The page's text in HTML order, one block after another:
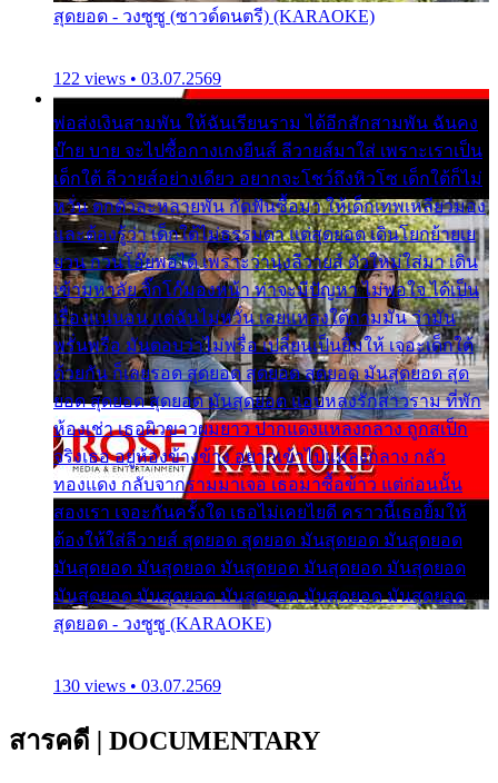
สุดยอด - วงซูซู (ซาวด์ดนตรี) (KARAOKE)
122 views • 03.07.2569
พ่อส่งเงินสามพัน ให้ฉันเรียนราม ได้อีกสักสามพัน ฉันคง
บ๊าย บาย จะไปซื้อกางเกงยีนส์ ลีวายส์มาใส่ เพราะเราเป็น
เด็กใต้ ลีวายส์อย่างเดียว อยากจะโชว์ถึงหิวโซ เด็กใต้ก็ไม่
หวั่น ตกตัวละหลายพัน กัดฟันซื้อมา ให้เด็กเทพเหลียวมอง
และต้องรู้ว่า เด็กใต้ไม่ธรรมดา แต่สุดยอด เดินโยกย้ายเย
ยวน กวนโอ๊ยพอได้ เพราะว่านุ่งลีวายส์ ตัวใหม่ใส่มา เดิน
เข้ามหาลัย จิ๊กโก๊มองหน้า ท่าจะมีปัญหา ไม่พอใจ ได้เป็น
เรื่องแน่นอน แต่ฉันไม่หวั่น เลยแหลงใต้ถามมัน ว่ามัน
พรั่นพรือ มันตอบว่าไม่พรื่อ เปลี่ยนเป็นยิ้มให้ เจอะเด็กใต้
ด้วยกัน ก็เลยรอด สุดยอด สุดยอด สุดยอด มันสุดยอด สุด
ยอด สุดยอด สุดยอด มันสุดยอด แอบหลงรักสาวราม ที่พัก
ห้องเช่า เธอผิวขาวผมยาว ปากแดงแหลงกลาง ถูกสเป็ก
จริงเธอ อยู่ห้องข้างข้าง อยากเข้าไปแหลงกลาง กลัว
ทองแดง กลับจากรามมาเจอ เธอมาซื้อข้าว แต่ก่อนนั้น
สองเรา เจอะกันครั้งใด เธอไม่เคยไยดี คราวนี้เธอยิ้มให้
ต้องให้ใส่ลีวายส์ สุดยอด สุดยอด มันสุดยอด มันสุดยอด
มันสุดยอด มันสุดยอด มันสุดยอด มันสุดยอด มันสุดยอด
มันสุดยอด มันสุดยอด มันสุดยอด มันสุดยอด มันสุดยอด
สุดยอด - วงซูซู (KARAOKE)
130 views • 03.07.2569
สารคดี | DOCUMENTARY